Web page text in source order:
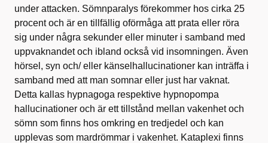
under attacken. Sömnparalys förekommer hos cirka 25
procent och är en tillfällig oförmåga att prata eller röra
sig under några sekunder eller minuter i samband med
uppvaknandet och ibland också vid insomningen. Även
hörsel, syn och/ eller känselhallucinationer kan inträffa i
samband med att man somnar eller just har vaknat.
Detta kallas hypnagoga respektive hypnopompa
hallucinationer och är ett tillstånd mellan vakenhet och
sömn som finns hos omkring en tredjedel och kan
upplevas som mardrömmar i vakenhet. Kataplexi finns